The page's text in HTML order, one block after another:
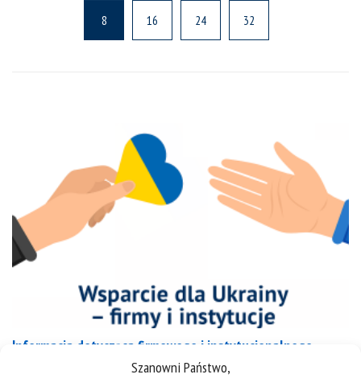
Szanowni Państwo,
8 16 24 32
Informacja dotycząca firmowego i instytucjonalnego
wsparcia dla obywateli Ukrainy